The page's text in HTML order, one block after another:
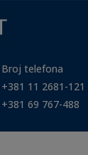
Broj telefona
+381 11 2681-121
+381 69 767-488